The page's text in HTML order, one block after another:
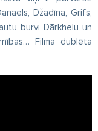
Džadīna, Grifs,
burvi Dārkhelu un
Filma dublēta